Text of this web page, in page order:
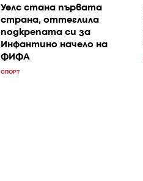
Уелс стана първата
страна, оттеглила
подкрепата си за
Инфантино начело на
ФИФА
СПОРТ